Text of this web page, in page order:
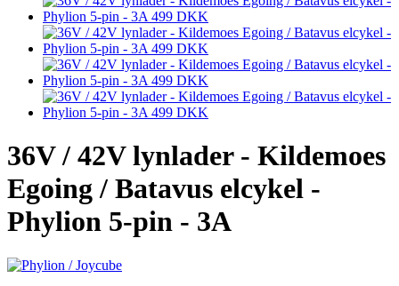
36V / 42V lynlader - Kildemoes
Egoing / Batavus elcykel -
Phylion 5-pin - 3A